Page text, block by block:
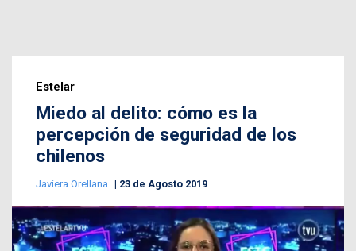
Estelar
Miedo al delito: cómo es la
percepción de seguridad de los
chilenos
Javiera Orellana 23 de Agosto 2019